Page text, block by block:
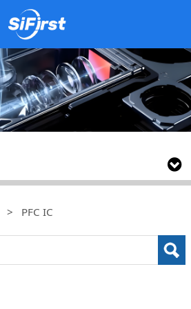
> PFC IC